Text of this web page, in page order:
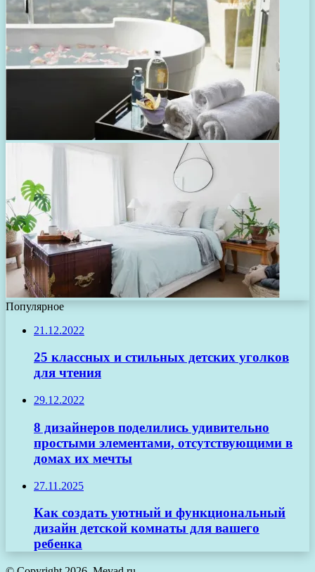
Популярное
21.12.2022
25 классных и стильных детских уголков
для чтения
29.12.2022
8 дизайнеров поделились удивительно
простыми элементами, отсутствующими в
домах их мечты
27.11.2025
Как создать уютный и функциональный
дизайн детской комнаты для вашего
ребенка